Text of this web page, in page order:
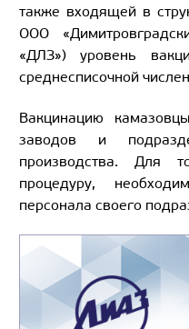
также входящей в
ООО
«ДЛЗ») уровень
среднесписочной
Вакцинацию
заводов и
производства. Для
процедуру,
персонала своего